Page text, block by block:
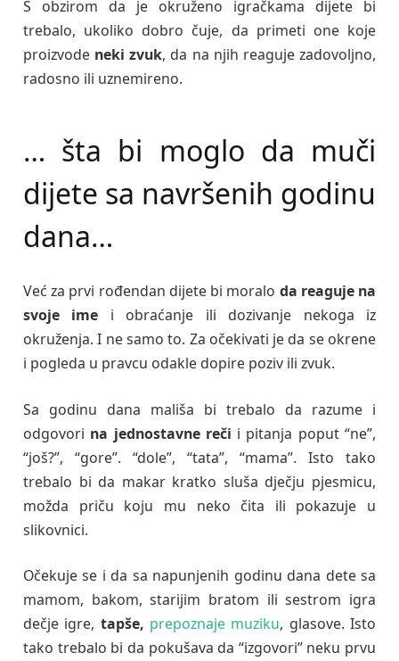
S obzirom da je okruženo igračkama dijete bi
trebalo, ukoliko dobro čuje, da primeti one koje
proizvode neki zvuk, da na njih reaguje zadovoljno,
radosno ili uznemireno.
… šta bi moglo da muči
dijete sa navršenih godinu
dana…
Već za prvi rođendan dijete bi moralo da reaguje na
svoje ime i obraćanje ili dozivanje nekoga iz
okruženja. I ne samo to. Za očekivati je da se okrene
i pogleda u pravcu odakle dopire poziv ili zvuk.
Sa godinu dana mališa bi trebalo da razume i
odgovori na jednostavne reči i pitanja poput “ne”,
“još?”, “gore”. “dole”, “tata”, “mama”. Isto tako
trebalo bi da makar kratko sluša dječju pjesmicu,
možda priču koju mu neko čita ili pokazuje u
slikovnici.
Očekuje se i da sa napunjenih godinu dana dete sa
mamom, bakom, starijim bratom ili sestrom igra
dečje igre, tapše, prepoznaje muziku, glasove. Isto
tako trebalo bi da pokušava da “izgovori” neku prvu